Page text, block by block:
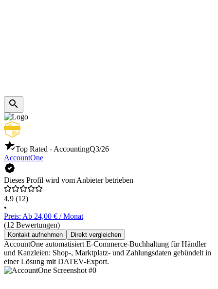
Top Rated - AccountingQ3/26
AccountOne
Dieses Profil wird vom Anbieter betrieben
4,9 (12)
•
Preis: Ab 24,00 € / Monat
(12 Bewertungen)
Kontakt aufnehmen Direkt vergleichen
AccountOne automatisiert E-Commerce-Buchhaltung für Händler
und Kanzleien: Shop-, Marktplatz- und Zahlungsdaten gebündelt in
einer Lösung mit DATEV-Export.